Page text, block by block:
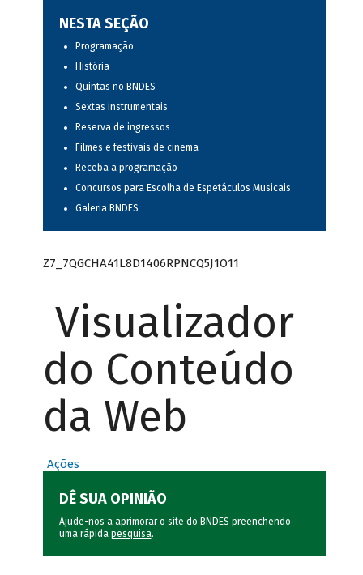
NESTA SEÇÃO
Programação
História
Quintas no BNDES
Sextas instrumentais
Reserva de ingressos
Filmes e festivais de cinema
Receba a programação
Concursos para Escolha de Espetáculos Musicais
Galeria BNDES
Z7_7QGCHA41L8D1406RPNCQ5J1O11
Visualizador
do Conteúdo
da Web
Ações
DÊ SUA OPINIÃO
Ajude-nos a aprimorar o site do BNDES preenchendo
uma rápida pesquisa.